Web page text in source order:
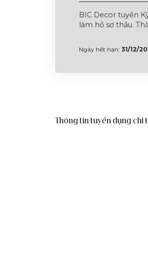
BIC Decor tuyển
làm hồ sơ thầu.
Ngày hết hạn: 31/12/
Thông tin tuyển dụng chi